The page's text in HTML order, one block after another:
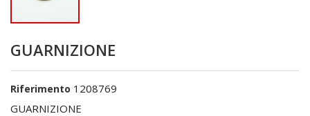
GUARNIZIONE
Riferimento 1208769
GUARNIZIONE